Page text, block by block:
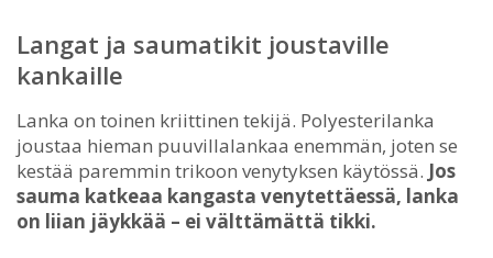
Langat ja saumatikit joustaville
kankaille
Lanka on toinen kriittinen tekijä. Polyesterilanka
joustaa hieman puuvillalankaa enemmän, joten se
kestää paremmin trikoon venytyksen käytössä. Jos
sauma katkeaa kangasta venytettäessä, lanka
on liian jäykkää – ei välttämättä tikki.